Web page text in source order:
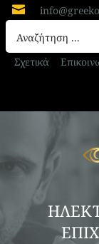

Σχετικά